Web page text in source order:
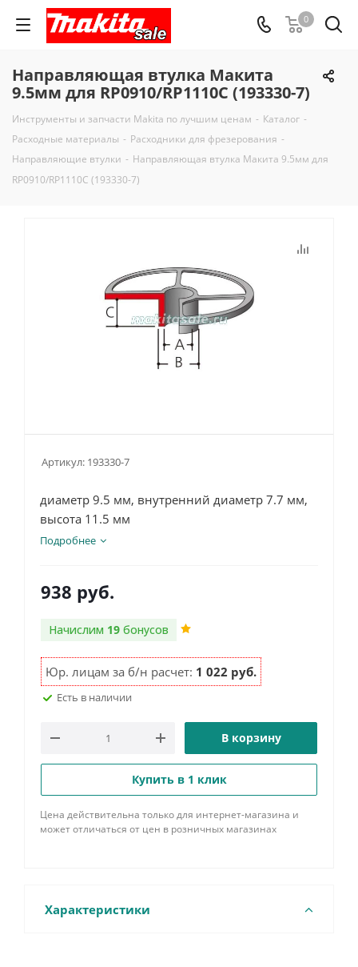
0
Направляющая втулка Макита
9.5мм для RP0910/RP1110C (193330-7)
Инструменты и запчасти Makita по лучшим ценам - Каталог -
Расходные материалы - Расходники для фрезерования -
Направляющие втулки - Направляющая втулка Макита 9.5мм для
RP0910/RP1110C (193330-7)
Артикул: 193330-7
диаметр 9.5 мм, внутренний диаметр 7.7 мм,
высота 11.5 мм
Подробнее
938 руб.
Начислим 19 бонусов
Юр. лицам за б/н расчет: 1 022 руб.
Есть в наличии
В корзину
Купить в 1 клик
Цена действительна только для интернет-магазина и
может отличаться от цен в розничных магазинах
Характеристики